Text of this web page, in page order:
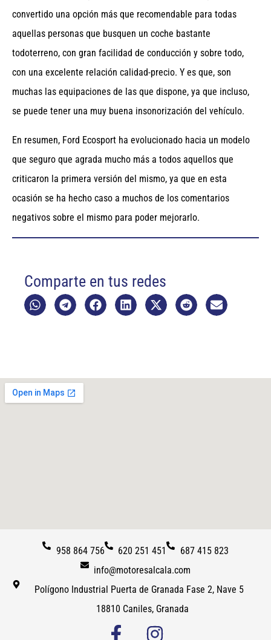
convertido una opción más que recomendable para todas
aquellas personas que busquen un coche bastante
todoterreno, con gran facilidad de conducción y sobre todo,
con una excelente relación calidad-precio. Y es que, son
muchas las equipaciones de las que dispone, ya que incluso,
se puede tener una muy buena insonorización del vehículo.
En resumen, Ford Ecosport ha evolucionado hacia un modelo
que seguro que agrada mucho más a todos aquellos que
criticaron la primera versión del mismo, ya que en esta
ocasión se ha hecho caso a muchos de los comentarios
negativos sobre el mismo para poder mejorarlo.
Comparte en tus redes
958 864 756 620 251 451
687 415 823
info@motoresalcala.com
Polígono Industrial Puerta de Granada Fase 2, Nave 5
18810 Caniles, Granada